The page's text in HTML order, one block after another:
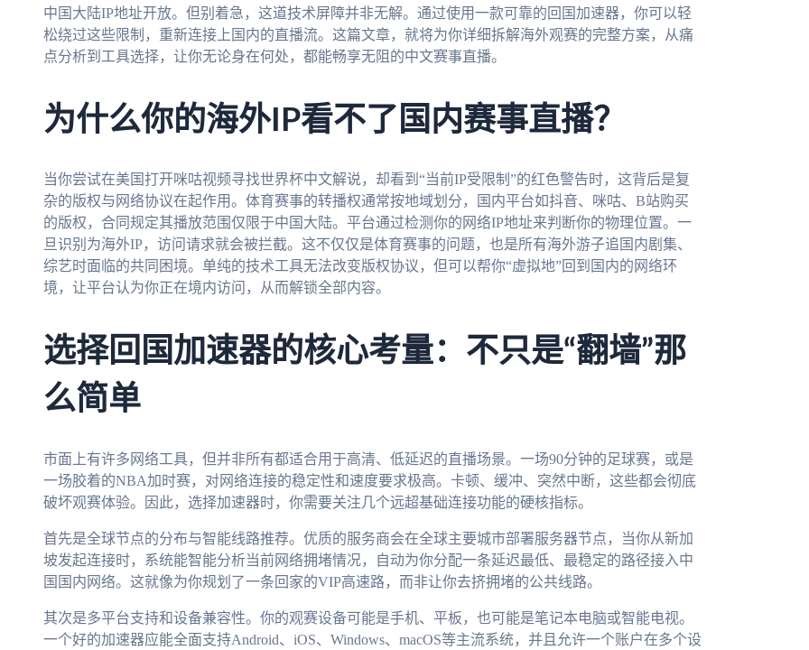
中国大陆IP地址开放。但别着急，这道技术屏障并非无解。通过使用一款可靠的回国加速器，你可以轻
松绕过这些限制，重新连接上国内的直播流。这篇文章，就将为你详细拆解海外观赛的完整方案，从痛
点分析到工具选择，让你无论身在何处，都能畅享无阻的中文赛事直播。
为什么你的海外IP看不了国内赛事直播？
当你尝试在美国打开咪咕视频寻找世界杯中文解说，却看到“当前IP受限制”的红色警告时，这背后是复
杂的版权与网络协议在起作用。体育赛事的转播权通常按地域划分，国内平台如抖音、咪咕、B站购买
的版权，合同规定其播放范围仅限于中国大陆。平台通过检测你的网络IP地址来判断你的物理位置。一
旦识别为海外IP，访问请求就会被拦截。这不仅仅是体育赛事的问题，也是所有海外游子追国内剧集、
综艺时面临的共同困境。单纯的技术工具无法改变版权协议，但可以帮你“虚拟地”回到国内的网络环
境，让平台认为你正在境内访问，从而解锁全部内容。
选择回国加速器的核心考量：不只是“翻墙”那
么简单
市面上有许多网络工具，但并非所有都适合用于高清、低延迟的直播场景。一场90分钟的足球赛，或是
一场胶着的NBA加时赛，对网络连接的稳定性和速度要求极高。卡顿、缓冲、突然中断，这些都会彻底
破坏观赛体验。因此，选择加速器时，你需要关注几个远超基础连接功能的硬核指标。
首先是全球节点的分布与智能线路推荐。优质的服务商会在全球主要城市部署服务器节点，当你从新加
坡发起连接时，系统能智能分析当前网络拥堵情况，自动为你分配一条延迟最低、最稳定的路径接入中
国国内网络。这就像为你规划了一条回家的VIP高速路，而非让你去挤拥堵的公共线路。
其次是多平台支持和设备兼容性。你的观赛设备可能是手机、平板，也可能是笔记本电脑或智能电视。
一个好的加速器应能全面支持Android、iOS、Windows、macOS等主流系统，并且允许一个账户在多个设